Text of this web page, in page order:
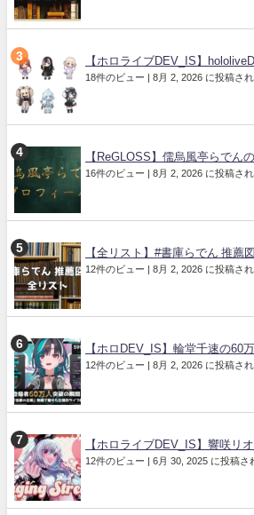
【ホロライブDEV_IS】
18件のビュー 8月 2, 2026 に投稿さ
【ReGLOSS】儒烏風亭らでん
16件のビュー 8月 2, 2026 に投稿さ
【全リスト】#書庫らでん 推薦
12件のビュー 8月 2, 2026 に投稿さ
【ホロDEV_IS】輪堂千速の60
12件のビュー 8月 2, 2026 に投稿さ
【ホロライブDEV_IS】響咲リ
12件のビュー 6月 30, 2025 に投稿さ